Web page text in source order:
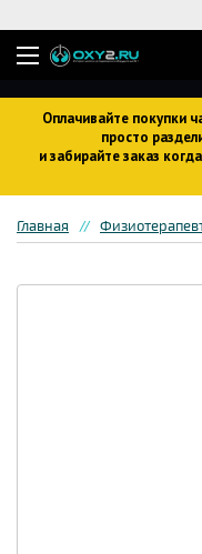
Оплачивайте покупки
просто
и забирайте заказ
Главная